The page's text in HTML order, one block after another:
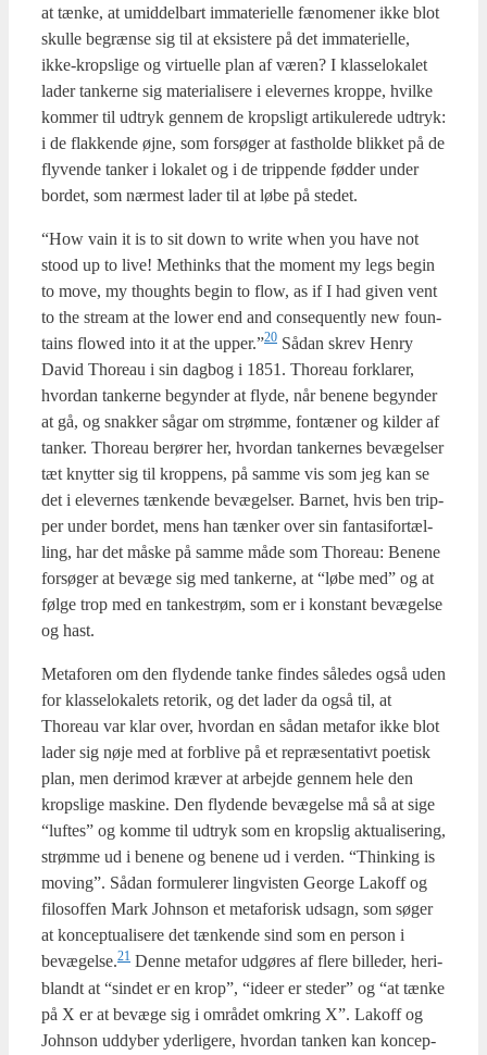
at tæn­ke, at umid­del­bart imma­te­ri­el­le fæno­me­ner ikke blot
skul­le begræn­se sig til at eksi­ste­re på det imma­te­ri­el­le,
ikke-krops­li­ge og vir­tu­el­le plan af væren? I klas­se­lo­ka­let
lader tan­ker­ne sig mate­ri­a­li­se­re i ele­ver­nes krop­pe, hvil­ke
kom­mer til udtryk gen­nem de kro­p­s­ligt arti­ku­le­re­de udtryk:
i de flak­ken­de øjne, som for­sø­ger at fast­hol­de blik­ket på de
fly­ven­de tan­ker i loka­let og i de trip­pen­de fød­der under
bor­det, som nær­mest lader til at løbe på ste­det.
“How vain it is to sit down to wri­te when you have not
stood up to live! Met­hin­ks that the moment my legs begin
to move, my thoughts begin to flow, as if I had given vent
to the stream at the lower end and con­sequent­ly new foun­
tains flowed into it at the upper.”20 Sådan skrev Hen­ry
David Thoreau i sin dag­bog i 1851. Thoreau for­kla­rer,
hvor­dan tan­ker­ne begyn­der at fly­de, når bene­ne begyn­der
at gå, og snak­ker sågar om strøm­me, fon­tæ­ner og kil­der af
tan­ker. Thoreau berø­rer her, hvor­dan tan­ker­nes bevæ­gel­ser
tæt knyt­ter sig til krop­pens, på sam­me vis som jeg kan se
det i ele­ver­nes tæn­ken­de bevæ­gel­ser. Bar­net, hvis ben trip­
per under bor­det, mens han tæn­ker over sin fan­ta­si­for­tæl­
ling, har det måske på sam­me måde som Thoreau: Bene­ne
for­sø­ger at bevæ­ge sig med tan­ker­ne, at “løbe med” og at
føl­ge trop med en tan­ke­strøm, som er i kon­stant bevæ­gel­se
og hast.
Meta­for­en om den fly­den­de tan­ke fin­des såle­des også uden
for klas­se­lo­ka­lets reto­rik, og det lader da også til, at
Thoreau var klar over, hvor­dan en sådan meta­for ikke blot
lader sig nøje med at for­bli­ve på et repræ­sen­ta­tivt poe­tisk
plan, men der­i­mod kræ­ver at arbej­de gen­nem hele den
krops­li­ge maski­ne. Den fly­den­de bevæ­gel­se må så at sige
“luf­tes” og kom­me til udtryk som en krops­lig aktu­a­li­se­ring,
strøm­me ud i bene­ne og bene­ne ud i ver­den. “Thin­king is
moving”. Sådan for­mu­le­rer ling­vi­sten Geor­ge Lakoff og
filo­sof­fen Mark John­son et meta­forisk udsagn, som søger
at kon­cep­tu­a­li­se­re det tæn­ken­de sind som en per­son i
bevægelse.21 Den­ne meta­for udgø­res af fle­re bil­le­der, her­i­
blandt at “sin­det er en krop”, “ide­er er ste­der” og “at tæn­ke
på X er at bevæ­ge sig i områ­det omkring X”. Lakoff og
John­son uddy­ber yder­li­ge­re, hvor­dan tan­ken kan kon­cep­